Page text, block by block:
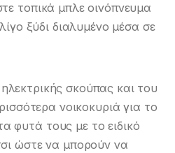
τοπικά μπλε οινόπνευμα
ξύδι διαλυμένο μέσα σε
σκούπας και του
νοικοκυριά για το
φυτά τους με το ειδικό
ώστε να μπορούν να